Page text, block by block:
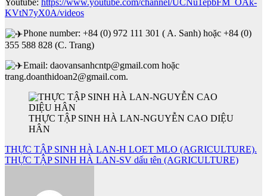
Youtube: https://www.youtube.com/channel/UCNu1epbFM_OAk-
KVtN7yX0A/videos
Phone number: +84 (0) 972 111 301 ( A. Sanh) hoặc +84 (0)
355 588 828 (C. Trang)
Email: daovansanhcntp@gmail.com hoặc
trang.doanthidoan2@gmail.com.
THỰC TẬP SINH HÀ LAN-NGUYỄN CAO DIỆU
HÂN
Điều
hướng
THỰC TẬP SINH HÀ LAN-H LOET MLO (AGRICULTURE).
THỰC TẬP SINH HÀ LAN-SV dấu tên (AGRICULTURE)